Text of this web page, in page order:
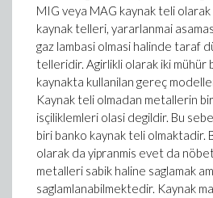
MIG veya MAG kaynak teli
kaynak telleri, yararlanmai
gaz lambasi olmasi halinde taraf
telleridir. Agirlikli olarak iki mühür
kaynakta kullanilan gereç
Kaynak teli olmadan metallerin
isçiliklemleri olasi degildir. Bu
biri banko kaynak teli olmaktadir.
olarak da yipranmis evet da
metalleri sabik haline saglamak
saglamlanabilmektedir. Kaynak